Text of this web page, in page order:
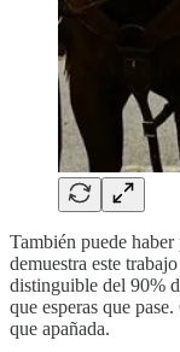
También puede
demuestra este
distinguible del 90%
que esperas que
que apañada.